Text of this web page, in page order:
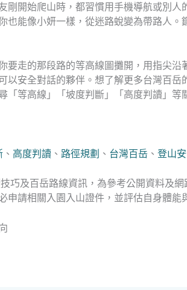
剛開始爬山時，都習慣用手機導航或別
也能像小妍一樣，從迷路蛻變為帶路人
要走的那段路的等高線圖攤開，用指尖
以安全對話的夥伴。想了解更多台灣百岳
「等高線」「坡度判斷」「高度判讀」
、 高度判讀、 路徑規劃 、 台灣百岳、 登山
巧及百岳路線資訊，為參考公開資料及
申請相關入園入山證件，並評估自身體能